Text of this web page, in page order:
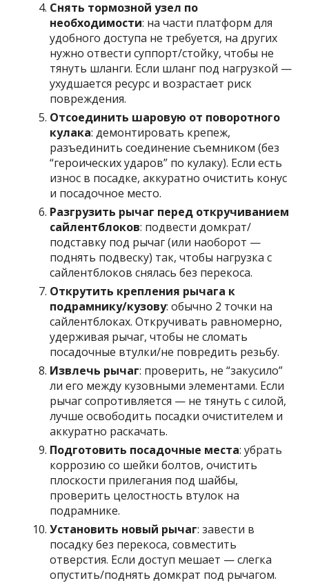
Снять тормозной узел по
необходимости: на части платформ для
удобного доступа не требуется, на других
нужно отвести суппорт/стойку, чтобы не
тянуть шланги. Если шланг под нагрузкой —
ухудшается ресурс и возрастает риск
повреждения.
Отсоединить шаровую от поворотного
кулака: демонтировать крепеж,
разъединить соединение съемником (без
“героических ударов” по кулаку). Если есть
износ в посадке, аккуратно очистить конус
и посадочное место.
Разгрузить рычаг перед откручиванием
сайлентблоков: подвести домкрат/
подставку под рычаг (или наоборот —
поднять подвеску) так, чтобы нагрузка с
сайлентблоков снялась без перекоса.
Открутить крепления рычага к
подрамнику/кузову: обычно 2 точки на
сайлентблоках. Откручивать равномерно,
удерживая рычаг, чтобы не сломать
посадочные втулки/не повредить резьбу.
Извлечь рычаг: проверить, не “закусило”
ли его между кузовными элементами. Если
рычаг сопротивляется — не тянуть с силой,
лучше освободить посадки очистителем и
аккуратно раскачать.
Подготовить посадочные места: убрать
коррозию со шейки болтов, очистить
плоскости прилегания под шайбы,
проверить целостность втулок на
подрамнике.
Установить новый рычаг: завести в
посадку без перекоса, совместить
отверстия. Если доступ мешает — слегка
опустить/поднять домкрат под рычагом.